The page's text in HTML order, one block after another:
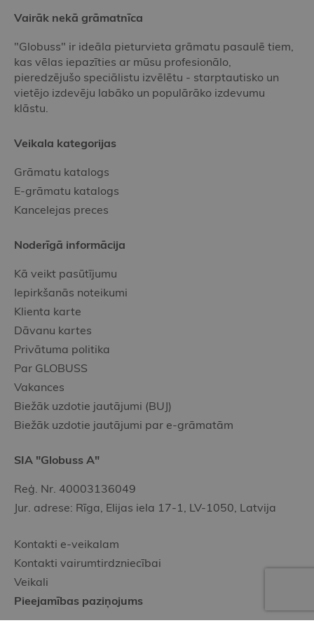
Vairāk nekā grāmatnīca
"Globuss" ir ideāla pieturvieta grāmatu pasaulē tiem,
kas vēlas iepazīties ar mūsu profesionālo,
pieredzējušo speciālistu izvēlētu - starptautisko un
vietējo izdevēju labāko un populārāko izdevumu
klāstu.
Veikala kategorijas
Grāmatu katalogs
E-grāmatu katalogs
Kancelejas preces
Noderīgā informācija
Kā veikt pasūtījumu
Iepirkšanās noteikumi
Klienta karte
Dāvanu kartes
Privātuma politika
Par GLOBUSS
Vakances
Biežāk uzdotie jautājumi (BUJ)
Biežāk uzdotie jautājumi par e-grāmatām
SIA "Globuss A"
Reģ. Nr. 40003136049
Jur. adrese: Rīga, Elijas iela 17-1, LV-1050, Latvija
Kontakti e-veikalam
Kontakti vairumtirdzniecībai
Veikali
Pieejamības paziņojums